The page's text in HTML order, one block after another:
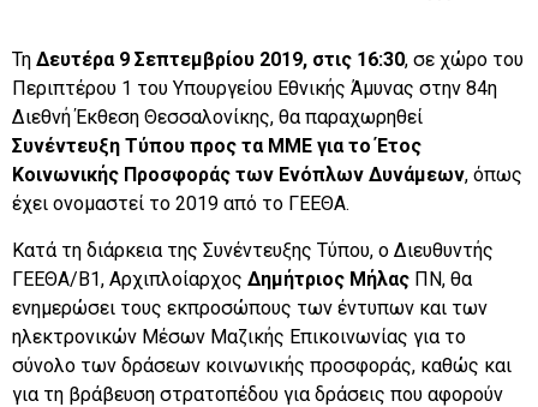
Τη Δευτέρα 9 Σεπτεμβρίου 2019, στις 16:30, σε χώρο του
Περιπτέρου 1 του Υπουργείου Εθνικής Άμυνας στην 84η
Διεθνή Έκθεση Θεσσαλονίκης, θα παραχωρηθεί
Συνέντευξη Τύπου προς τα ΜΜΕ για το Έτος
Κοινωνικής Προσφοράς των Ενόπλων Δυνάμεων, όπως
έχει ονομαστεί το 2019 από το ΓΕΕΘΑ.
Κατά τη διάρκεια της Συνέντευξης Τύπου, ο Διευθυντής
ΓΕΕΘΑ/Β1, Αρχιπλοίαρχος Δημήτριος Μήλας ΠΝ, θα
ενημερώσει τους εκπροσώπους των έντυπων και των
ηλεκτρονικών Μέσων Μαζικής Επικοινωνίας για το
σύνολο των δράσεων κοινωνικής προσφοράς, καθώς και
για τη βράβευση στρατοπέδου για δράσεις που αφορούν